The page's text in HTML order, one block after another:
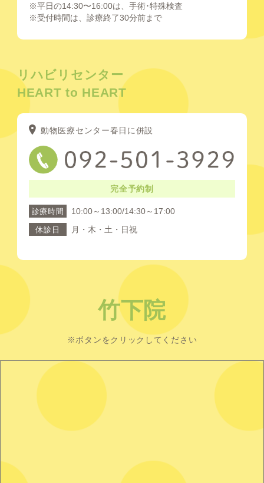
※平日の14:30〜16:00は、手術･特殊検査
※受付時間は、診療終了30分前まで
リハビリセンター
HEART to HEART
動物医療センター春日に併設
完全予約制
診療時間 10:00～13:00/14:30～17:00
休診日 月・木・土・日祝
竹下院
※ボタンをクリックしてください